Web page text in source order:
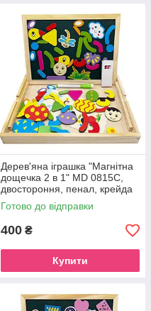
Дерев'яна іграшка "Магнітна
дощечка 2 в 1" MD 0815C,
двостороння, пенал, крейда
Готово до відправки
400 ₴
Купити